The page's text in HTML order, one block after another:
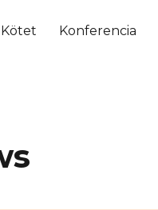
Kötet Konferencia